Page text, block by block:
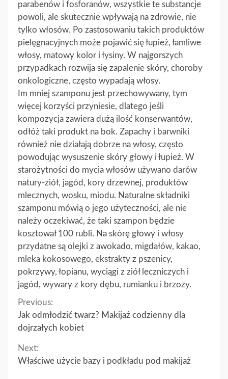
parabenów i fosforanów, wszystkie te substancje
powoli, ale skutecznie wpływają na zdrowie, nie
tylko włosów. Po zastosowaniu takich produktów
pielęgnacyjnych może pojawić się łupież, łamliwe
włosy, matowy kolor i łysiny. W najgorszych
przypadkach rozwija się zapalenie skóry, choroby
onkologiczne, często wypadają włosy.
Im mniej szamponu jest przechowywany, tym
więcej korzyści przyniesie, dlatego jeśli
kompozycja zawiera dużą ilość konserwantów,
odłóż taki produkt na bok. Zapachy i barwniki
również nie działają dobrze na włosy, często
powodując wysuszenie skóry głowy i łupież. W
starożytności do mycia włosów używano darów
natury-ziół, jagód, kory drzewnej, produktów
mlecznych, wosku, miodu. Naturalne składniki
szamponu mówią o jego użyteczności, ale nie
należy oczekiwać, że taki szampon będzie
kosztował 100 rubli. Na skórę głowy i włosy
przydatne są olejki z awokado, migdałów, kakao,
mleka kokosowego, ekstrakty z pszenicy,
pokrzywy, łopianu, wyciągi z ziół leczniczych i
jagód, wywary z kory dębu, rumianku i brzozy.
Continue
Reading
Previous:
Jak odmłodzić twarz? Makijaż codzienny dla
dojrzałych kobiet
Next:
Właściwe użycie bazy i podkładu pod makijaż